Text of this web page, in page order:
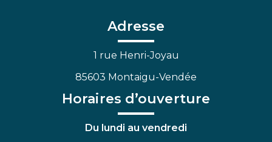
Facebook
Adresse
1 rue Henri-Joyau
85603 Montaigu-Vendée
Horaires d’ouverture
Du lundi au vendredi